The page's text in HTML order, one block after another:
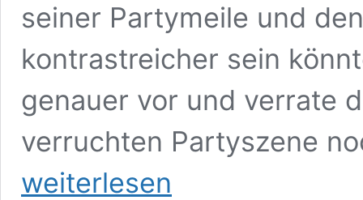
seiner Partymeile und
kontrastreicher sein
genauer vor und verrate
verruchten Partyszene
weiterlesen